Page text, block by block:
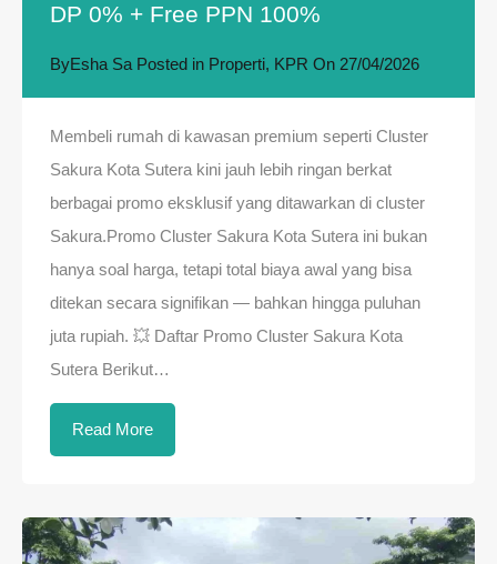
DP 0% + Free PPN 100%
ByEsha SaPosted in Properti, KPR On 27/04/2026
Membeli rumah di kawasan premium seperti Cluster
Sakura Kota Sutera kini jauh lebih ringan berkat
berbagai promo eksklusif yang ditawarkan di cluster
Sakura.Promo Cluster Sakura Kota Sutera ini bukan
hanya soal harga, tetapi total biaya awal yang bisa
ditekan secara signifikan — bahkan hingga puluhan
juta rupiah. 💥 Daftar Promo Cluster Sakura Kota
Sutera Berikut…
Read More